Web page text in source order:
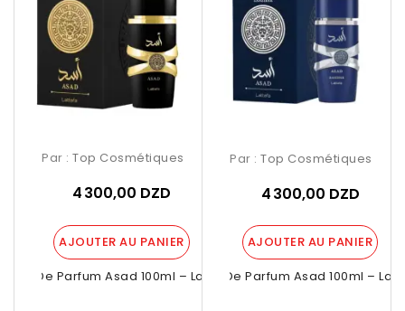
Eau De Parfum Asad 100ml – Lattafa
Par : Top Cosmétiques
4 300,00 DZD
AJOUTER AU PANIER
Eau De Parfum Asad 100ml –
Par : Top Cosmétiques
4 300,00 DZD
AJOUTER AU PANIER